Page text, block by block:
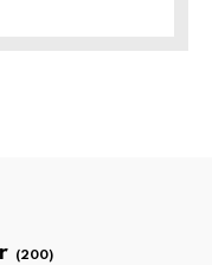
(200)